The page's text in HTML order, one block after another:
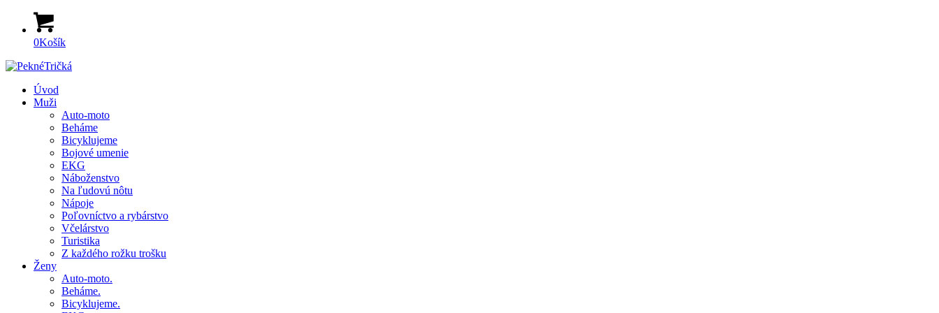
0Košík
Úvod
Muži
Auto-moto
Beháme
Bicyklujeme
Bojové umenie
EKG
Náboženstvo
Na ľudovú nôtu
Nápoje
Poľovníctvo a rybárstvo
Včelárstvo
Turistika
Z každého rožku trošku
Ženy
Auto-moto.
Beháme.
Bicyklujeme.